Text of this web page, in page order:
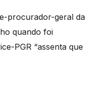
procurador-geral da
quando foi
PGR “assenta que